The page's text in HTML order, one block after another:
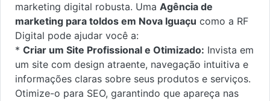
marketing digital robusta. Uma Agência de
marketing para toldos em Nova Iguaçu como a RF
Digital pode ajudar você a:
* Criar um Site Profissional e Otimizado: Invista em
um site com design atraente, navegação intuitiva e
informações claras sobre seus produtos e serviços.
Otimize-o para SEO, garantindo que apareça nas